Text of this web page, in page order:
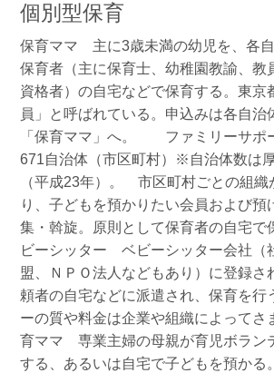
個別型保育
保育ママ 主に3歳未満の幼児を、各
保育者（主に保育士、幼稚園教諭、教
資格者）の自宅などで保育する。東京
員」と呼ばれている。申込みは各自治
「保育ママ」へ。 ファミリーサ
671自治体（市区町村）※自治体数は
（平成23年）。 市区町村ごとの組織
り、子どもを預かりたい会員および預
集・斡旋。原則として保育者の自宅
ビーシッター ベビーシッター会社（
盟、ＮＰＯ法人などもあり）に登録さ
頼者の自宅などに派遣され、保育を行
ーの質や料金は企業や組織によって
育ママ 専業主婦の母親が育児ボラン
する、あるいは自宅で子どもを預かる